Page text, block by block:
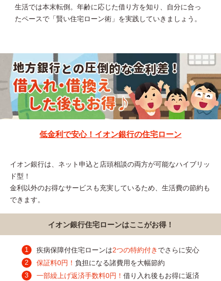
生活では本末転倒。年齢に応じた借り方を知り、自分に合っ
たペースで「賢い住宅ローン術」を実践していきましょう。
低金利で安心！イオン銀行の住宅ローン
イオン銀行は、ネット申込と店頭相談の両方が可能なハイブリッ
ド型！
金利以外のお得なサービスも充実しているため、生活費の節約も
できます。
イオン銀行住宅ローンはここがお得！
疾病保障付住宅ローンは2つの特約付き でさらに安心
保証料0円！ 負担になる諸費用を大幅節約
一部繰上げ返済手数料0円！ 借り入れ後もお得に返済